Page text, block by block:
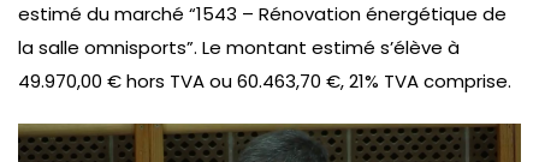
estimé du marché “1543 – Rénovation énergétique de
la salle omnisports”. Le montant estimé s’élève à
49.970,00 € hors TVA ou 60.463,70 €, 21% TVA comprise.